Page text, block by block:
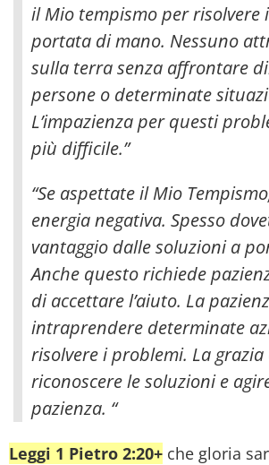
il Mio tempismo per risolvere
portata di mano. Nessuno
sulla terra senza affrontare
persone o determinate
L’impazienza per questi
più difficile.”
“Se aspettate il Mio
energia negativa. Spesso
vantaggio dalle soluzioni a
Anche questo richiede
di accettare l’aiuto. La
intraprendere determinate
risolvere i problemi. La grazia
riconoscere le soluzioni e
pazienza. “
Leggi 1 Pietro 2:20+ che gloria